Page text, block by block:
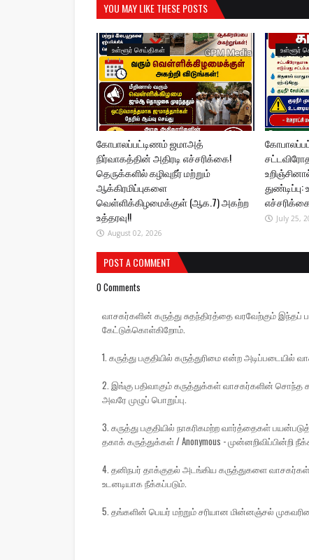
YOU MAY LIKE THESE POSTS
உள்ளூர் செய்திகள்
கோபாலப்பட்டிணம் ஜமாஅத்
நிர்வாகத்தின் அதிரடி எச்சரிக்கை!
தெருக்களில் கழிவுநீர் மற்றும்
ஆக்கிரமிப்புகளை
வெள்ளிக்கிழமைக்குள் (ஆக.7) அகற்ற
உத்தரவு!!
August 02, 2026
உள்ளூர்
July 25,
POST A COMMENT
0 Comments
வாசகர்களின் கருத்து சுதந்திரத்தை வரவேற்கும்
கேட்டுக்கொள்கிறோம்.
1. கருத்து பகுதியில் கருத்துரிமை என்ற
2. இங்கு பதிவாகும் கருத்துக்கள் வாசகர்களின் சொந்த
அவரே முழுப் பொறுப்பு.
3. கருத்து பகுதியில் நாகரிகமற்ற வார்த்தைகள்
தகாக் கருத்துக்கள் / Anonymous - முன்னறிவிப்பின்றி
4. தனிநபர் தாக்குதல் அடங்கிய கருத்துகளை
உடனடியாக நீக்கப்படும்.
5. தங்களின் பெயர் மற்றும் சரியான மின்னஞ்சல்